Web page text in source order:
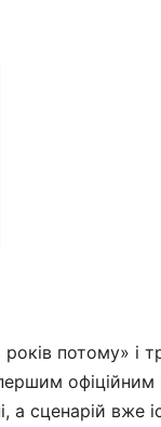
потому» і
офіційним
сценарій вже